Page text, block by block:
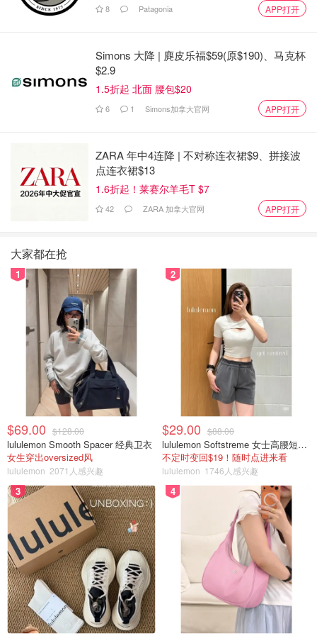
8 Patagonia APP打开
Simons 大降 | 麂皮乐福$59(原$190)、马克杯
$2.9
1.5折起 北面 腰包$20
6 1 Simons加拿大官网 APP打开
ZARA 年中4连降 | 不对称连衣裙$9、拼接波
点连衣裙$13
1.6折起！莱赛尔羊毛T $7
42 ZARA 加拿大官网 APP打开
大家都在抢
1
$69.00 $128.00
lululemon Smooth Spacer 经典卫衣
女生穿出oversized风
lululemon 2071人感兴趣
2
$29.00 $88.00
lululemon Softstreme 女士高腰短裤 10cm
不定时变回$19！随时点进来看
lululemon 1746人感兴趣
3 4